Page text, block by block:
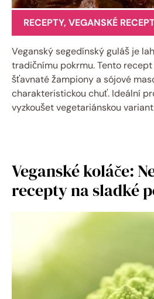
RECEPTY,VEGANSKÉ
Veganský segedínský guláš je
tradičnímu pokrmu. Tento recept
šťavnaté žampiony a sójové
charakteristickou chuť. Ideální
vyzkoušet vegetariánskou
Veganské koláče:
recepty na sladké